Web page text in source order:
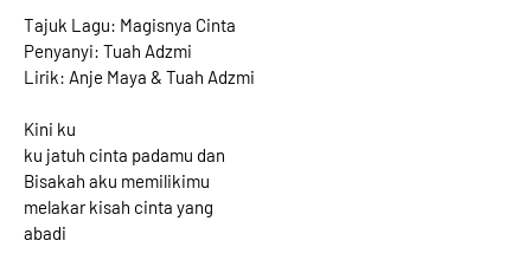
Tajuk Lagu: Magisnya Cinta
Penyanyi: Tuah Adzmi
Lirik: Anje Maya & Tuah Adzmi
Kini ku
ku jatuh cinta padamu dan
Bisakah aku memilikimu
melakar kisah cinta yang
abadi